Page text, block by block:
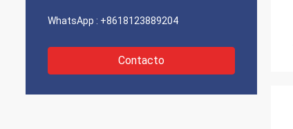
WhatsApp : +8618123889204
Contacto